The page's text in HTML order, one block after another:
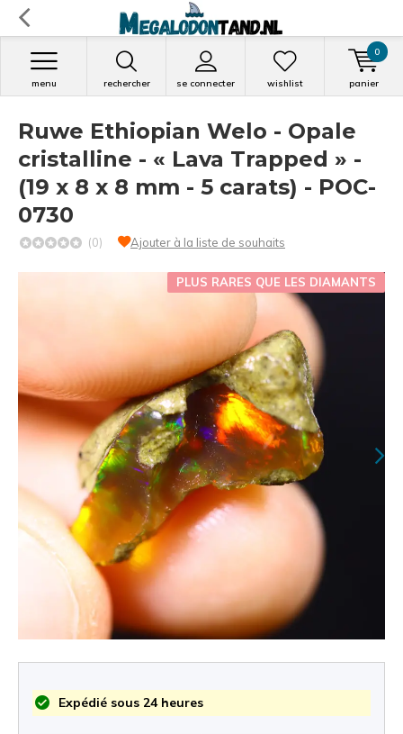
rechercher se connecter
menu wishlist panier
0
Ruwe Ethiopian Welo - Opale
cristalline - « Lava Trapped » -
(19 x 8 x 8 mm - 5 carats) - POC-
0730
(0) Ajouter à la liste de souhaits
PLUS RARES QUE LES DIAMANTS
Expédié sous 24 heures